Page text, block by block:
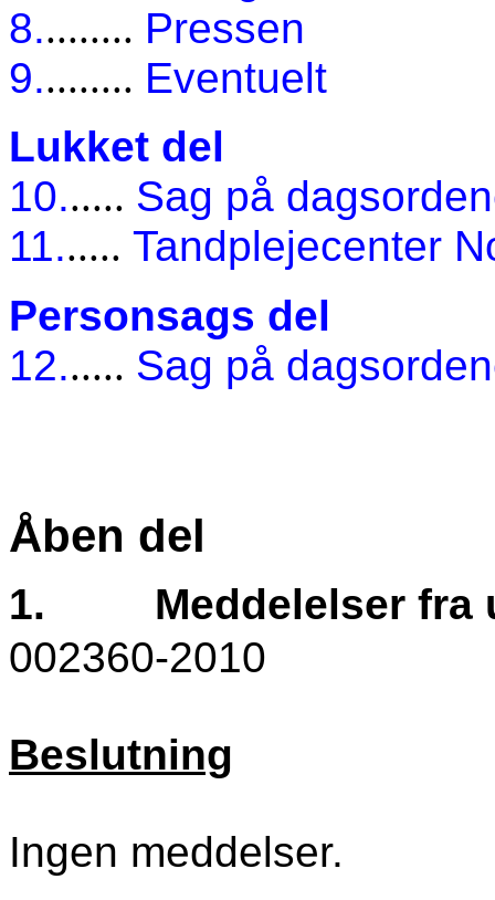
8......... Pressen
9......... Eventuelt
Lukket del
10...... Sag på
11...... Tandplejecenter
Personsags del
12...... Sag på
Åben del
1.
Meddelelser fra
002360-2010
Beslutning
Ingen meddelser.